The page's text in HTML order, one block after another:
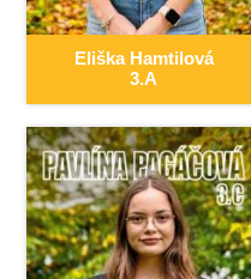
Eliška Hamtilová
3.A